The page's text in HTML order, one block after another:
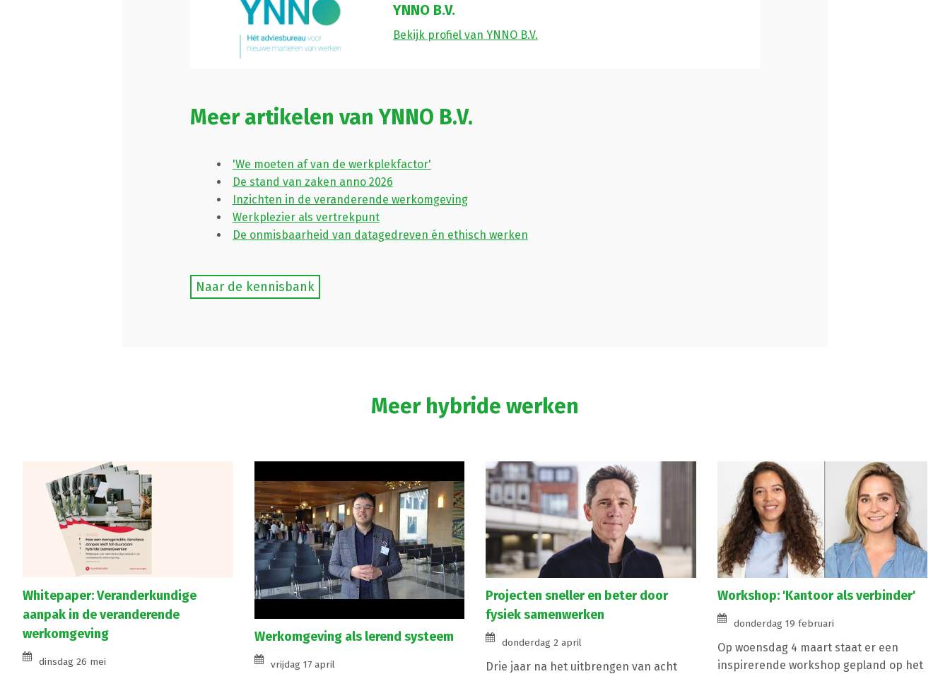
YNNO B.V.
Bekijk profiel van YNNO B.V.
Meer artikelen van YNNO B.V.
'We moeten af van de werkplekfactor'
De stand van zaken anno 2026
Inzichten in de veranderende werkomgeving
Werkplezier als vertrekpunt
De onmisbaarheid van datagedreven én ethisch werken
Naar de kennisbank
Meer hybride werken
Whitepaper: Veranderkundige
aanpak in de veranderende
werkomgeving
dinsdag 26 mei
Werkomgeving als lerend systeem
vrijdag 17 april
Projecten sneller en beter door
fysiek samenwerken
donderdag 2 april
Drie jaar na het uitbrengen van acht
Workshop: 'Kantoor als verbinder'
donderdag 19 februari
Op woensdag 4 maart staat er een
inspirerende workshop gepland op het